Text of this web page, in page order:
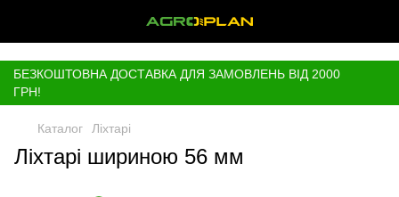
БЕЗКОШТОВНА ДОСТАВКА ДЛЯ ЗАМОВЛЕНЬ ВІД 2000
ГРН!
Каталог Ліхтарі
Ліхтарі шириною 56 мм